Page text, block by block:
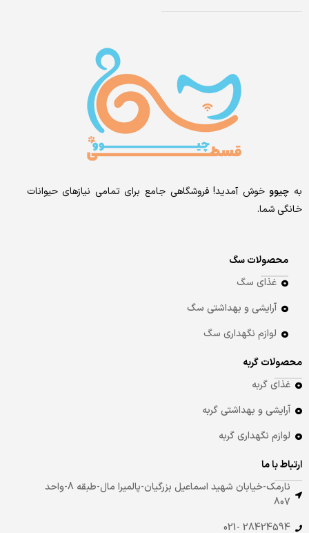
به چیوو خوش آمدید! فروشگاهی جامع برای تمامی نیازهای حیوانات
خانگی شما.
محصولات سگ
غذای سگ
آرایشی و بهداشتی سگ
لوازم نگهداری سگ
محصولات گربه
غذای گربه
آرایشی و بهداشتی گربه
لوازم نگهداری گربه
ارتباط با ما
نارمک-خیابان شهید اسماعیل بزرگیان-پالمیرا مال-طبقه 8-واحد
807
28424594 -021